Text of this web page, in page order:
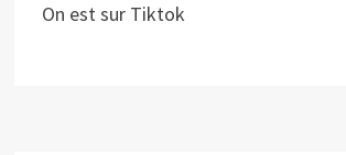
On est sur Tiktok